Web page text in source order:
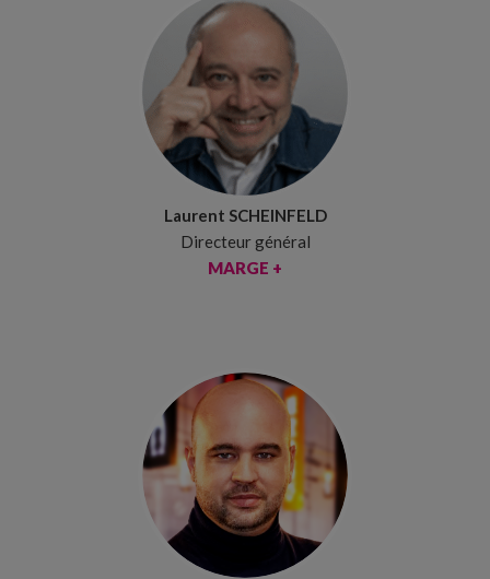
Laurent SCHEINFELD
Directeur général
MARGE +